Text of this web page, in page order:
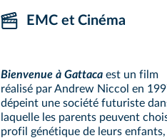
EMC et Cinéma
Bienvenue à Gattaca est un film
réalisé par Andrew Niccol en
dépeint une société futuriste
laquelle les parents peuvent
profil génétique de leurs